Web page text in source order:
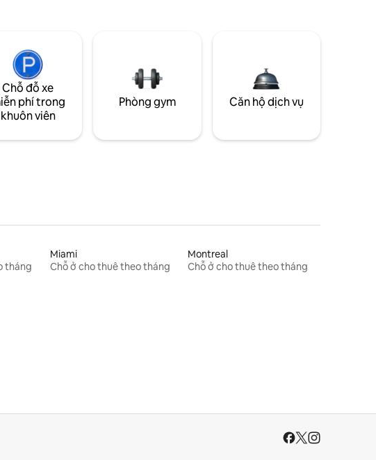
Chỗ đỗ xe
phí trong
khuôn viên
Phòng gym Căn hộ dịch vụ
tháng
Miami
Chỗ ở cho thuê theo tháng
Montreal
Chỗ ở cho thuê theo tháng